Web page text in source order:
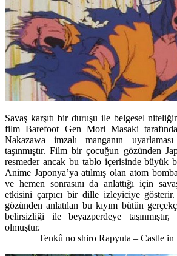
Savaş karşıtı bir duruşu ile belgesel
film Barefoot Gen Mori Masaki
Nakazawa imzalı manganın
taşınmıştır. Film bir çocuğun gözünden
resmeder ancak bu tablo içerisinde büyük
Anime Japonya’ya atılmış olan atom
ve hemen sonrasını da anlattığı için
etkisini çarpıcı bir dille izleyiciye
gözünden anlatılan bu kıyım bütün
belirsizliği ile beyazperdeye
olmuştur.
Tenkû no shiro Rapyuta – Castle in